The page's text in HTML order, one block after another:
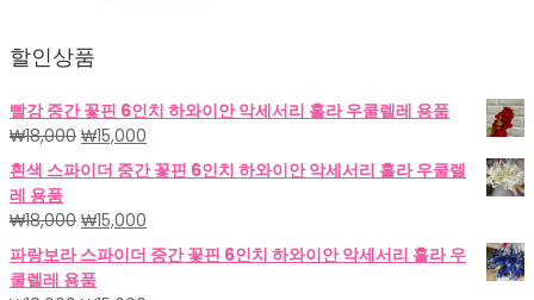
할인상품
빨강 중간 꽃핀 6인치 하와이안 악세서리 훌라 우쿨렐레 용품
₩18,000 원
래
가
격:
₩18,000.
₩15,000
재
가
₩15,000.
흰색 스파이더 중간 꽃핀 6인치 하와이안 악세서리 훌라 우쿨렐
레 용품
₩18,000 원
래
가
격:
₩15,000
재
가
파랑보라 스파이더 중간 꽃핀 6인치 하와이안 악세서리 훌라 우
쿨렐레 용품